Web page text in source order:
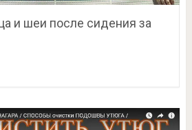
и шеи после сидения за